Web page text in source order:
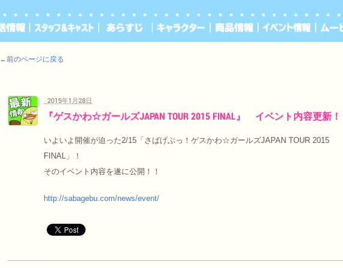
←前のページに戻る
2015年1月28日
『ゲスかわ☆ガールズJAPAN TOUR 2015 FINAL』 イベント内容更新！
いよいよ開催が迫った2/15「さばげぶっ！ゲスかわ☆ガールズJAPAN TOUR 2015
FINAL」！
そのイベント内容を遂に公開！！
http://sabagebu.com/news/event/